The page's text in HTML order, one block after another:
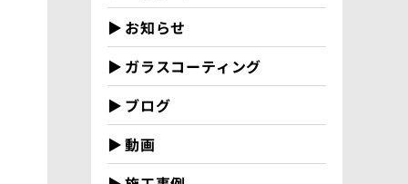
お知らせ
ガラスコーティング
ブログ
動画